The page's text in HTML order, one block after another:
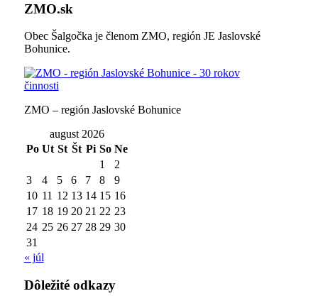
ZMO.sk
Obec Šalgočka je členom ZMO, región JE Jaslovské
Bohunice.
ZMO – región Jaslovské Bohunice
august 2026
Po Ut St Št Pi So Ne
1
2
3
4 5 6 7 8
9
10 11 12 13 14 15 16
17 18 19 20 21 22 23
24 25 26 27 28 29 30
31
« júl
Dôležité odkazy